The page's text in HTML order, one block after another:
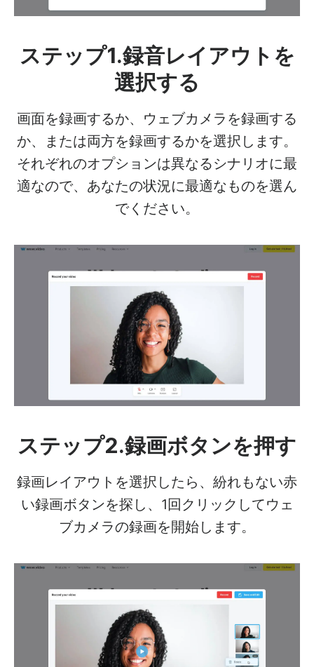
ステップ1.録音レイアウトを
選択する
画面を録画するか、ウェブカメラを録画する
か、または両方を録画するかを選択します。
それぞれのオプションは異なるシナリオに最
適なので、あなたの状況に最適なものを選ん
でください。
ステップ2.録画ボタンを押す
録画レイアウトを選択したら、紛れもない赤
い録画ボタンを探し、1回クリックしてウェ
ブカメラの録画を開始します。